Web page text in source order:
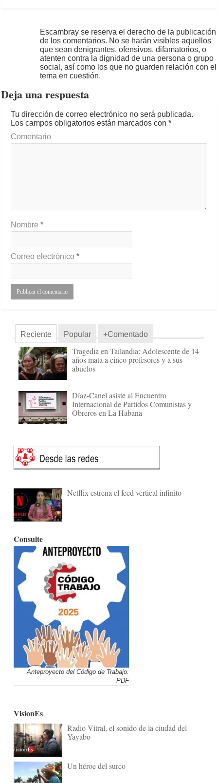
Escambray se reserva el derecho de la publicación
de los comentarios. No se harán visibles aquellos
que sean denigrantes, ofensivos, difamatorios, o
atenten contra la dignidad de una persona o grupo
social, así como los que no guarden relación con el
tema en cuestión.
Deja una respuesta
Tu dirección de correo electrónico no será publicada.
Los campos obligatorios están marcados con*
Comentario
Nombre*
Correo electrónico*
Reciente Popular +Comentado
Tragedia en Tailandia: Adolescente de 14
años mata a cinco profesores y a sus
abuelos
Díaz-Canel asiste al Encuentro
Internacional de Partidos Comunistas y
Obreros en La Habana
Netflix estrena el feed vertical infinito
Consulte
Anteproyecto del Código de Trabajo.
PDF
VisionEs
Radio Vitral, el sonido de la ciudad del
Yayabo
Un héroe del surco